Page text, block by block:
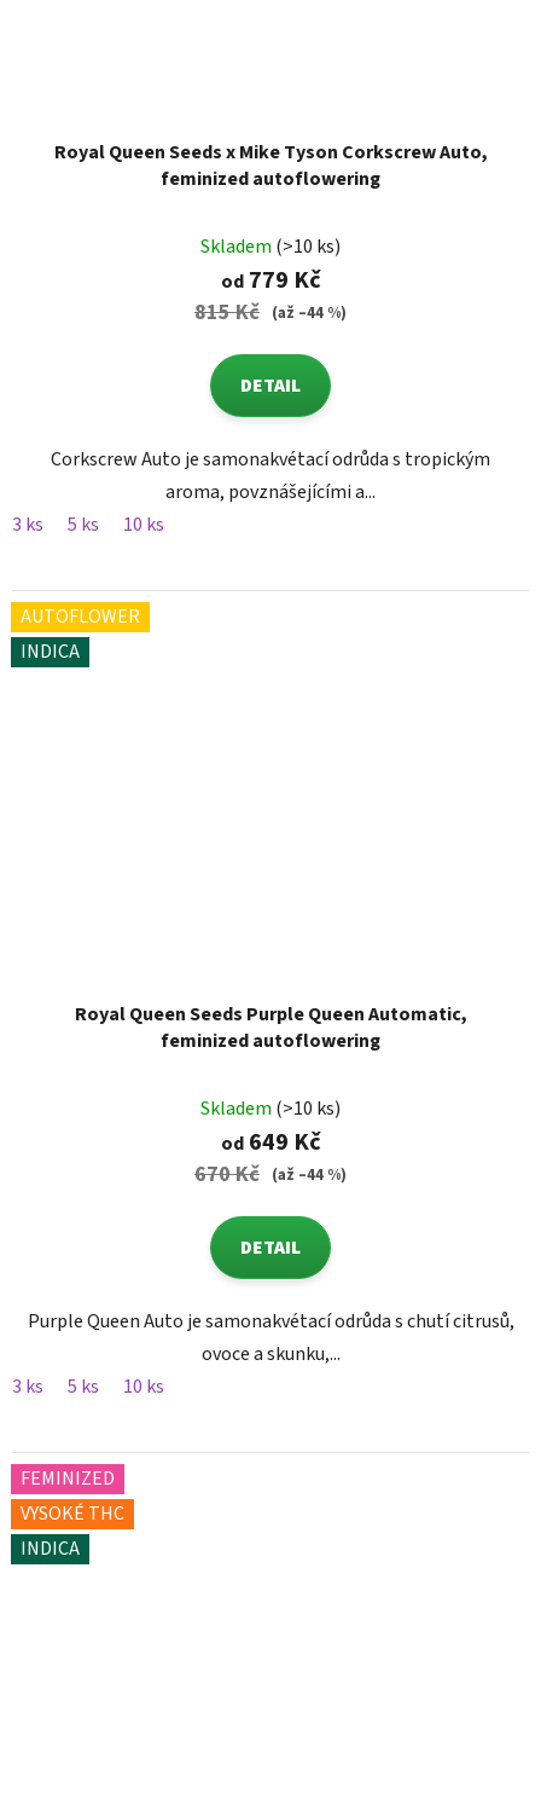
Royal Queen Seeds x Mike Tyson Corkscrew Auto,
feminized autoflowering
Skladem (>10 ks)
od779 Kč
815 Kč (až –44 %)
DETAIL
Corkscrew Auto je samonakvétací odrůda s tropickým
aroma, povznášejícími a...
3 ks
5 ks 10 ks
AUTOFLOWER
INDICA
Royal Queen Seeds Purple Queen Automatic,
feminized autoflowering
Skladem (>10 ks)
od649 Kč
670 Kč (až –44 %)
DETAIL
Purple Queen Auto je samonakvétací odrůda s chutí citrusů,
ovoce a skunku,...
3 ks
5 ks 10 ks
FEMINIZED
VYSOKÉ THC
INDICA